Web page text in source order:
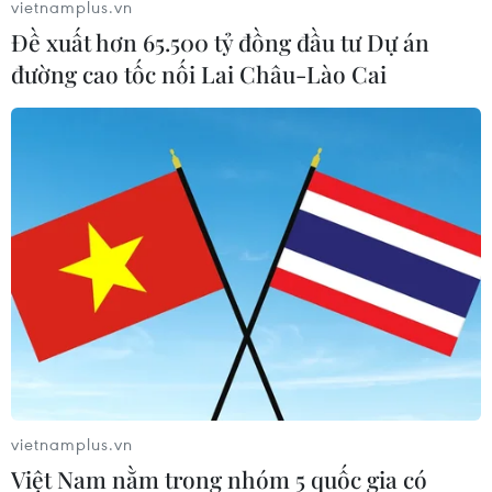
Ghe gỗ phát nổ trên sông Sài Gòn
khiến một người thiệt mạng
Dự án Sân bay Phú Quốc tăng tốc thi
công, sẽ cán mốc vận hành từ tháng
4/2027
08/08/2026 04:30
Tây Ninh ngăn chặn, xử lý nghiêm
các vụ việc xâm phạm quyền sở hữu
vietnamplus.vn
Đề xuất hơn 65.500 tỷ đồng đầu tư Dự án
đường cao tốc nối Lai Châu-Lào Cai
vietnamplus.vn
Việt Nam nằm trong nhóm 5 quốc gia có